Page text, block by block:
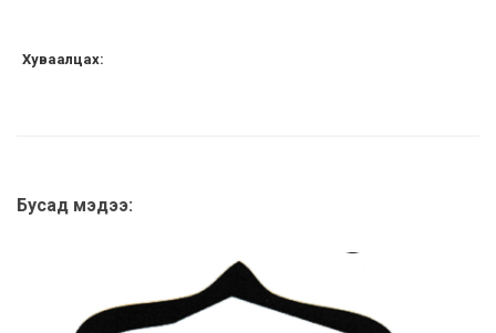
Хуваалцах:
Бусад мэдээ: